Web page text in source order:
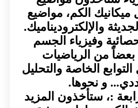
ميكانيك الكم، مواضيع
والإلكتروديناميك.
وفيزياء الجسم
من الرياضيات
الخاصة والتحليل
و نحوها.
:، ستأخذون المزيد